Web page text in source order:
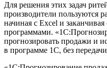
Для решения этих задач
производители пользуются
начиная с Excel и
программами.
прогнозировать продажи и
в программе 1С, без